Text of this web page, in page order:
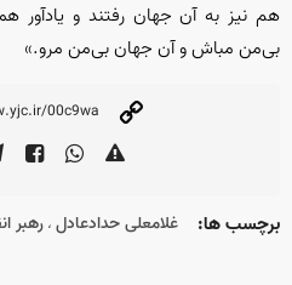
هم نیز به آن جهان رفتند و
بی‌من مباش و آن جهان بی‌من مرو.»
برچسب ها: غلامعلی حدادعادل ، رهبر